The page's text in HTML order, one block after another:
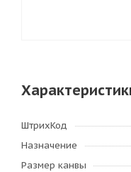
ШтрихКод
Назначение
Размер канвы